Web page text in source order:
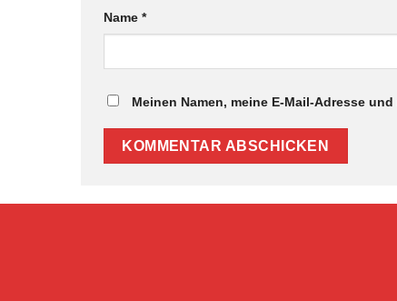
Name *
Meinen Namen, meine E-Mail-Adresse